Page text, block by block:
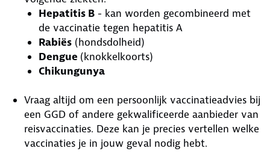
Hepatitis B - kan worden gecombineerd met
de vaccinatie tegen hepatitis A
Rabiës (hondsdolheid)
Dengue (knokkelkoorts)
Chikungunya
Vraag altijd om een persoonlijk vaccinatieadvies bij
een GGD of andere gekwalificeerde aanbieder van
reisvaccinaties. Deze kan je precies vertellen welke
vaccinaties je in jouw geval nodig hebt.